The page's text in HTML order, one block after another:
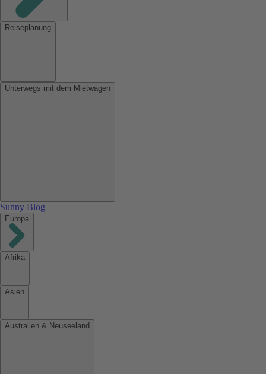
Reiseplanung
Unterwegs mit dem Mietwagen
Sunny Blog
Europa
Afrika
Asien
Australien & Neuseeland